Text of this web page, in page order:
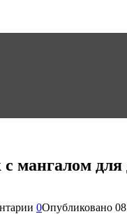
мангалом для
0Опубликовано